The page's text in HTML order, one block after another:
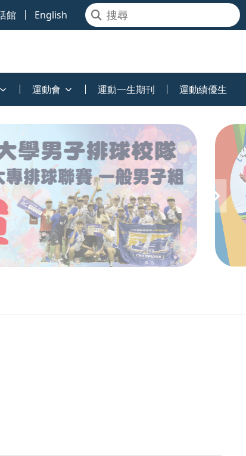
館 English
運動會 運動一生期刊 運動績優生